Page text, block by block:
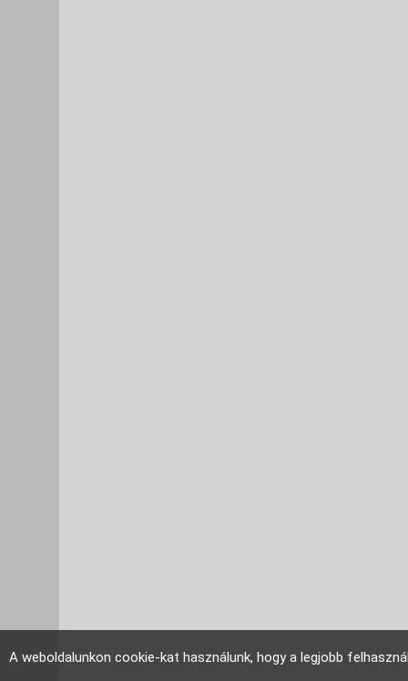
A weboldalunkon cookie-kat használunk, hogy a legjobb